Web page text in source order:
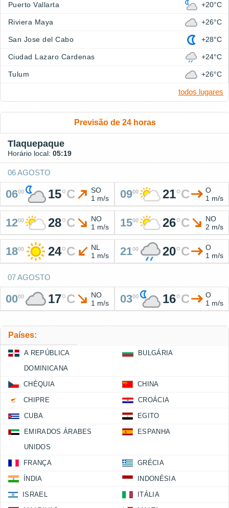
Puerto Vallarta +20°C
Riviera Maya +26°C
San Jose del Cabo +28°C
Ciudad Lazaro Cardenas +24°C
Tulum +26°C
todos lugares
Previsão de 24 horas
Tlaquepaque
Horário local: 05:19
06 AGOSTO
0600 15°C
SO
1 m/s
0900 21°C
O
1 m/s
1200 28°C
NO
1 m/s
1500 26°C
NO
2 m/s
1800 24°C
NL
1 m/s
2100 20°C
O
1 m/s
07 AGOSTO
0000 17°C
NO
1 m/s
0300 16°C
O
1 m/s
Países:
A REPÚBLICA
DOMINICANA
BULGÁRIA
CHÉQUIA CHINA
CHIPRE CROÁCIA
CUBA EGITO
EMIRADOS ÁRABES
UNIDOS
ESPANHA
FRANÇA GRÉCIA
ÍNDIA INDONÉSIA
ISRAEL ITÁLIA